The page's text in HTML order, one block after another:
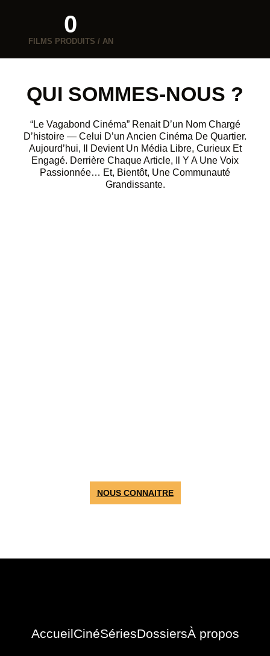
FILMS PRODUITS / AN
0
QUI SOMMES-NOUS ?
“Le Vagabond Cinéma” Renait D’un Nom Chargé
D’histoire — Celui D’un Ancien Cinéma De Quartier.
Aujourd’hui, Il Devient Un Média Libre, Curieux Et
Engagé. Derrière Chaque Article, Il Y A Une Voix
Passionnée… Et, Bientôt, Une Communauté
Grandissante.
NOUS CONNAITRE
AccueilCinéSériesDossiersÀ propos